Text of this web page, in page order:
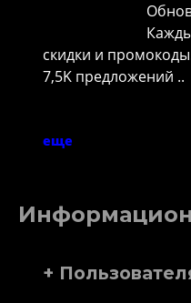
скидки и
7,5K предложений ..
еще
+